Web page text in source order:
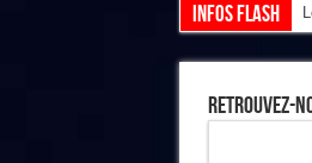
Infos flash
Retrouvez-